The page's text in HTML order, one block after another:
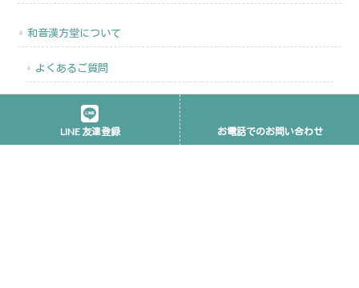
和音漢方堂について
よくあるご質問
LINE 友達登録 お電話でのお問い合わせ